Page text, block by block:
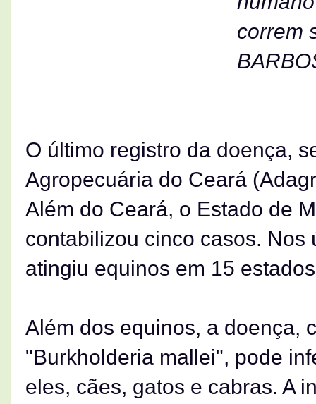
correm
O último registro da doença,
Agropecuária do Ceará
Além do Ceará, o Estado de
contabilizou cinco casos. Nos
atingiu equinos em 15
Além dos equinos, a doença,
"Burkholderia mallei", pode
eles, cães, gatos e cabras. A